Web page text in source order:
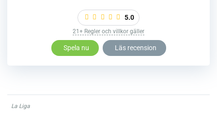
5.0
21+ Regler och villkor gäller
Spela nu Läs recension
La Liga